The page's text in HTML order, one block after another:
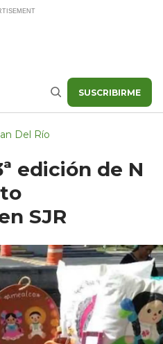
Buscar SUSCRIBIRME
Del Río
edición de N
SJR